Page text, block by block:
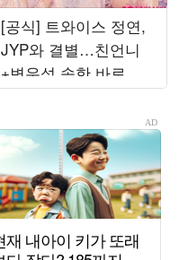
[공식] 트와이스 정연,
JYP와 결별…친언니
+변우석 속한 바로엔
터 계약